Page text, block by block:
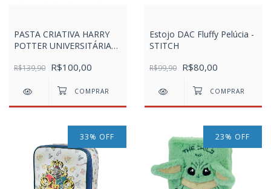
PASTA CRIATIVA HARRY
POTTER UNIVERSITÁRIA
R$139,90 R$100,00
Estojo DAC Fluffy Pelúcia -
STITCH
R$99,90 R$80,00
33% OFF 23% OFF